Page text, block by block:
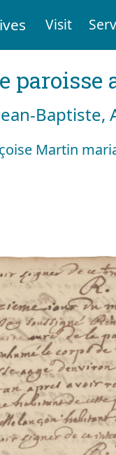
Visit
paroisse
Baptiste,
Martin